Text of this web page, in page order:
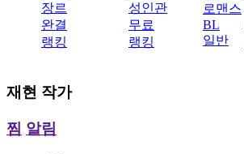
장르
완결
랭킹
성인관
무료
랭킹
로맨스
BL
일반
재현 작가
찜 알림